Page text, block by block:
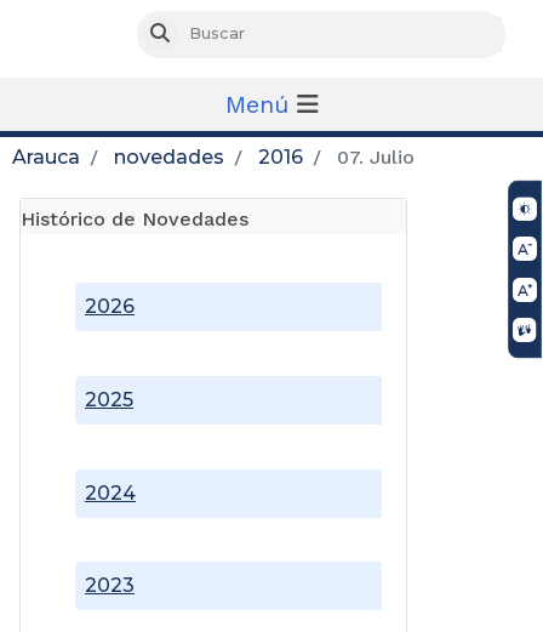
Buscar
Menú
Arauca novedades 2016 07. Julio
Histórico de Novedades
2023
2024
2025
2026